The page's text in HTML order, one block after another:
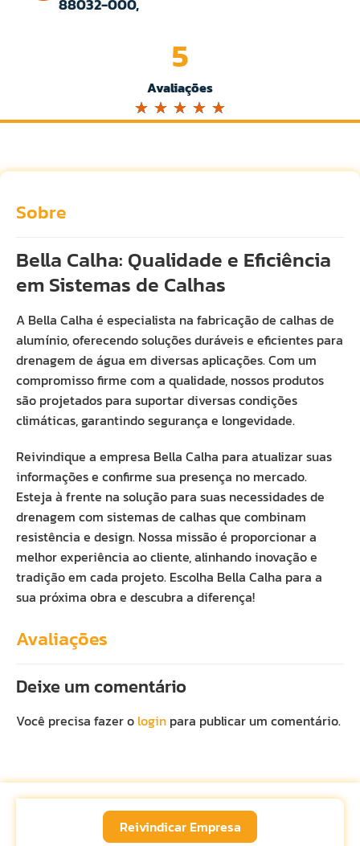
88032-000,
Avaliações
5
☆ ☆ ☆ ☆ ☆
Sobre
Bella Calha: Qualidade e Eficiência
em Sistemas de Calhas
A Bella Calha é especialista na fabricação de calhas de
alumínio, oferecendo soluções duráveis e eficientes para
drenagem de água em diversas aplicações. Com um
compromisso firme com a qualidade, nossos produtos
são projetados para suportar diversas condições
climáticas, garantindo segurança e longevidade.
Reivindique a empresa Bella Calha para atualizar suas
informações e confirme sua presença no mercado.
Esteja à frente na solução para suas necessidades de
drenagem com sistemas de calhas que combinam
resistência e design. Nossa missão é proporcionar a
melhor experiência ao cliente, alinhando inovação e
tradição em cada projeto. Escolha Bella Calha para a
sua próxima obra e descubra a diferença!
Avaliações
Deixe um comentário
Você precisa fazer o login para publicar um comentário.
Reivindicar Empresa